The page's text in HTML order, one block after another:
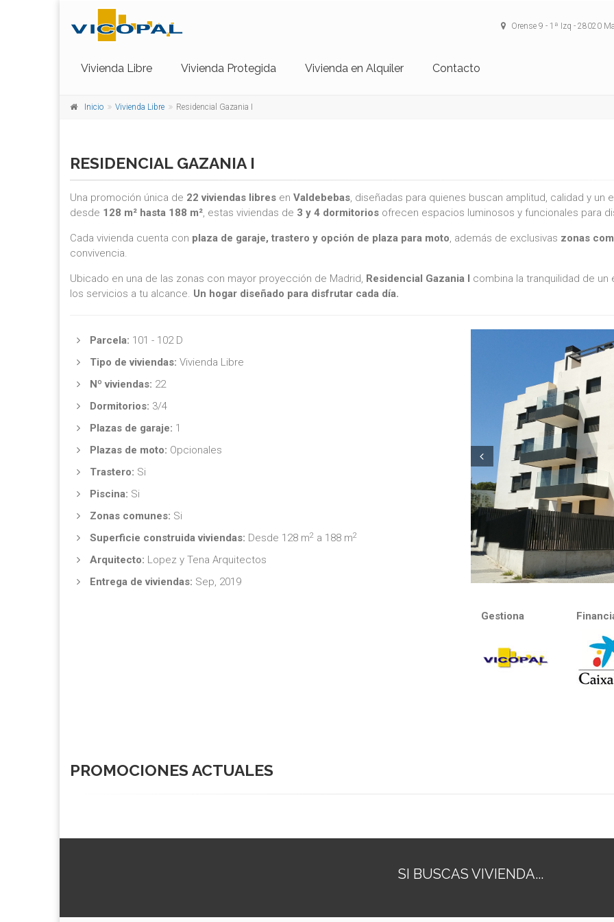
Orense 9 - 1ª Izq - 28020
Vivienda Libre Vivienda Protegida Vivienda en Alquiler Contacto
Inicio Vivienda Libre Residencial Gazania I
RESIDENCIAL GAZANIA I
Una promoción única de 22 viviendas libres en Valdebebas, diseñadas para quienes buscan amplitud, calidad y
desde 128 m² hasta 188 m², estas viviendas de 3 y 4 dormitorios ofrecen espacios luminosos y funcionales para
Cada vivienda cuenta con plaza de garaje, trastero y opción de plaza para moto, además de exclusivas zonas
convivencia.
Ubicado en una de las zonas con mayor proyección de Madrid, Residencial Gazania I
combina la tranquilidad de
los servicios a tu alcance. Un hogar diseñado para disfrutar cada día.
Parcela: 101 - 102 D
Tipo de viviendas: Vivienda Libre
Nº viviendas: 22
Dormitorios: 3/4
Plazas de garaje: 1
Plazas de moto: Opcionales
Trastero: Si
Piscina: Si
Zonas comunes: Si
Superficie construida viviendas: Desde 128 m2 a 188 m2
Arquitecto: Lopez y Tena Arquitectos
Entrega de viviendas: Sep, 2019
Prev
Gestiona
PROMOCIONES ACTUALES
SI BUSCAS VIVIENDA...